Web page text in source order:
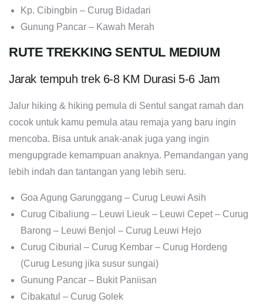
Kp. Cibingbin – Curug Bidadari
Gunung Pancar – Kawah Merah
RUTE TREKKING SENTUL MEDIUM
Jarak tempuh trek 6-8 KM Durasi 5-6 Jam
Jalur hiking & hiking pemula di Sentul sangat ramah dan
cocok untuk kamu pemula atau remaja yang baru ingin
mencoba. Bisa untuk anak-anak juga yang ingin
mengupgrade kemampuan anaknya. Pemandangan yang
lebih indah dan tantangan yang lebih seru.
Goa Agung Garunggang – Curug Leuwi Asih
Curug Cibaliung – Leuwi Lieuk – Leuwi Cepet – Curug
Barong – Leuwi Benjol – Curug Leuwi Hejo
Curug Ciburial – Curug Kembar – Curug Hordeng
(Curug Lesung jika susur sungai)
Gunung Pancar – Bukit Paniisan
Cibakatul – Curug Golek